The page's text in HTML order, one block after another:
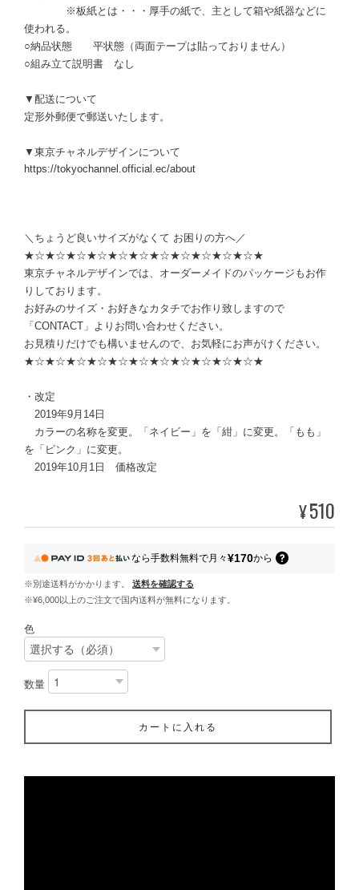
※板紙とは・・・厚手の紙で、主として箱や紙器などに
使われる。
○納品状態 平状態（両面テープは貼っておりません）
○組み立て説明書 なし
▼配送について
定形外郵便で郵送いたします。
▼東京チャネルデザインについて
https://tokyochannel.official.ec/about
＼ちょうど良いサイズがなくて お困りの方へ／
★☆★☆★☆★☆★☆★☆★☆★☆★☆★☆★☆★
東京チャネルデザインでは、オーダーメイドのパッケージもお作
りしております。
お好みのサイズ・お好きなカタチでお作り致しますので
「CONTACT」よりお問い合わせください。
お見積りだけでも構いませんので、お気軽にお声がけください。
★☆★☆★☆★☆★☆★☆★☆★☆★☆★☆★☆★
・改定
2019年9月14日
カラーの名称を変更。「ネイビー」を「紺」に変更。「もも」
を「ピンク」に変更。
2019年10月1日 価格改定
¥510
なら手数料無料で月々¥170から
※別途送料がかかります。
送料を確認する
※¥6,000以上のご注文で国内送料が無料になります。
色
数量
カートに入れる